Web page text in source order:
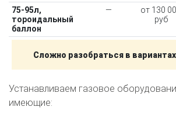
75-95л,
тороидальный
баллон
—
от 130
руб
Сложно разобраться в
Устанавливаем газовое
имеющие: